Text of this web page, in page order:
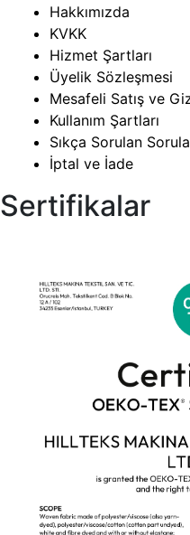
Hakkımızda
KVKK
Hizmet Şartları
Üyelik Sözleşmesi
Mesafeli Satış ve
Kullanım Şartları
Sıkça Sorulan
İptal ve İade
Sertifikalar